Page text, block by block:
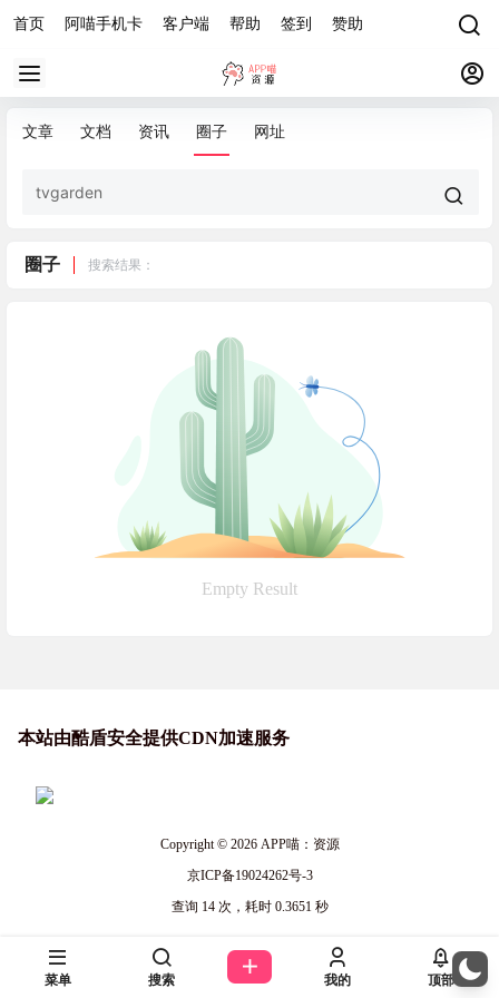
首页 阿喵手机卡 客户端 帮助 签到 赞助
文章 文档 资讯 圈子 网址
圈子 搜索结果：
Empty Result
本站由酷盾安全提供CDN加速服务
Copyright © 2026APP喵：资源
京ICP备19024262号-3
查询 14 次，耗时 0.3651 秒
菜单 搜索 我的 顶部